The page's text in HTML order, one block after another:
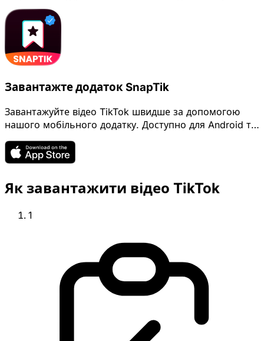
Завантажте додаток SnapTik
Завантажуйте відео TikTok швидше за допомогою
нашого мобільного додатку. Доступно для Android та
Як завантажити відео TikTok
1